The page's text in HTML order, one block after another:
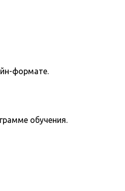
формате.
обучения.